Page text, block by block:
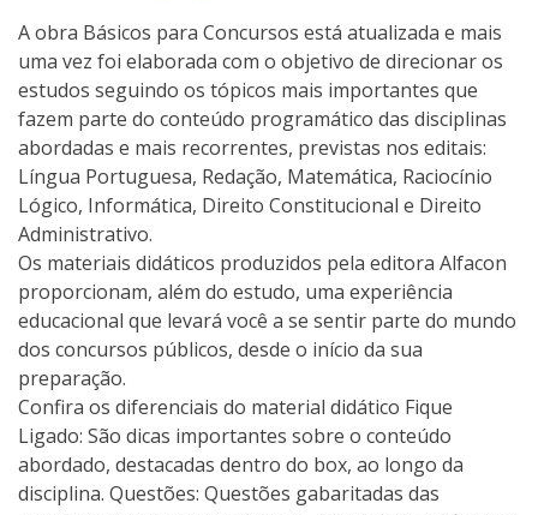
A obra Básicos para Concursos está atualizada e mais
uma vez foi elaborada com o objetivo de direcionar os
estudos seguindo os tópicos mais importantes que
fazem parte do conteúdo programático das disciplinas
abordadas e mais recorrentes, previstas nos editais:
Língua Portuguesa, Redação, Matemática, Raciocínio
Lógico, Informática, Direito Constitucional e Direito
Administrativo.
Os materiais didáticos produzidos pela editora Alfacon
proporcionam, além do estudo, uma experiência
educacional que levará você a se sentir parte do mundo
dos concursos públicos, desde o início da sua
preparação.
Confira os diferenciais do material didático Fique
Ligado: São dicas importantes sobre o conteúdo
abordado, destacadas dentro do box, ao longo da
disciplina. Questões: Questões gabaritadas das